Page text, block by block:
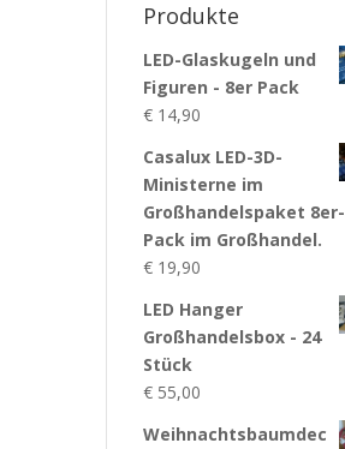
Produkte
LED-Glaskugeln und
Figuren - 8er Pack
€ 14,90
Casalux LED-3D-
Ministerne im
Großhandelspaket 8er-
Pack im Großhandel.
€ 19,90
LED Hanger
Großhandelsbox - 24
Stück
€ 55,00
Weihnachtsbaumdec